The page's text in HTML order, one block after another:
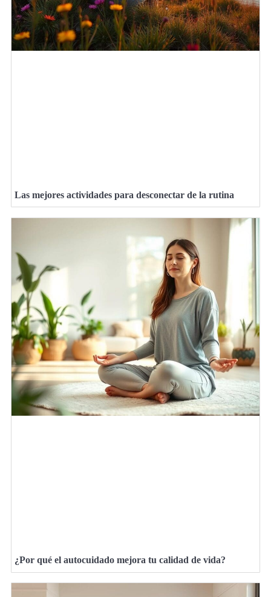
Las mejores actividades para desconectar de la rutina
¿Por qué el autocuidado mejora tu calidad de vida?